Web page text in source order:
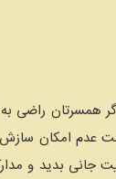
همسرتان راضی
عدم امکان
جانی بدید و